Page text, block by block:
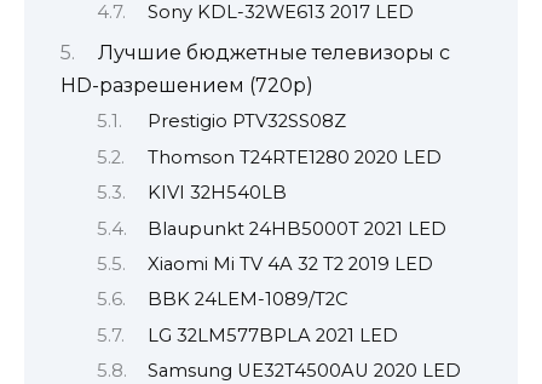
Sony KDL-32WE613 2017 LED
Лучшие бюджетные телевизоры с
HD-разрешением (720p)
Prestigio PTV32SS08Z
Thomson T24RTE1280 2020 LED
KIVI 32H540LB
Blaupunkt 24HB5000T 2021 LED
Xiaomi Mi TV 4A 32 T2 2019 LED
BBK 24LEM-1089/T2C
LG 32LM577BPLA 2021 LED
Samsung UE32T4500AU 2020 LED